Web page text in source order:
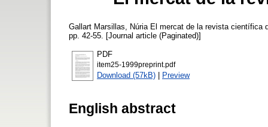
Gallart Marsillas, Núria El mercat de la revista científica
pp. 42-55. [Journal article (Paginated)]
PDF
item25-1999preprint.pdf
Download (57kB) | Preview
English abstract